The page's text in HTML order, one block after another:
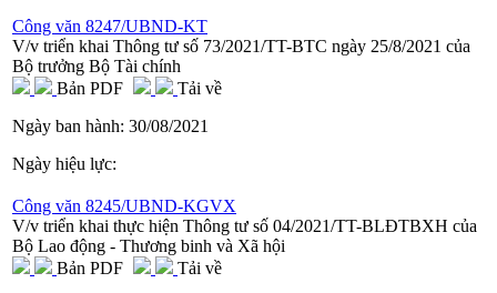
Công văn 8247/UBND-KT
V/v triển khai Thông tư số 73/2021/TT-BTC ngày 25/8/2021 của
Bộ trưởng Bộ Tài chính
Bản PDF
Tải về
Ngày ban hành: 30/08/2021
Ngày hiệu lực:
Công văn 8245/UBND-KGVX
V/v triển khai thực hiện Thông tư số 04/2021/TT-BLĐTBXH của
Bộ Lao động - Thương binh và Xã hội
Bản PDF
Tải về